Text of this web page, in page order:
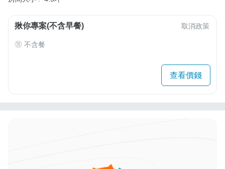
揪你專案(不含早餐) 取消政策
不含餐
查看價錢